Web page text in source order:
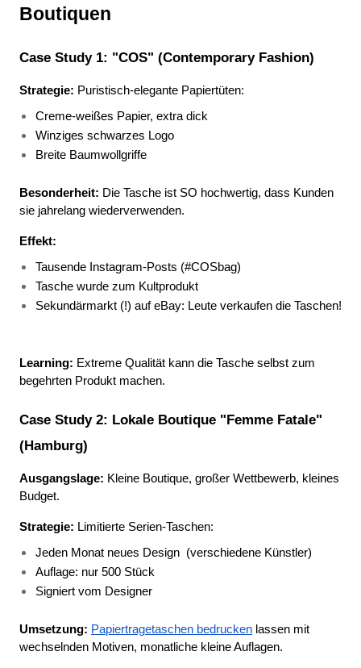
Boutiquen
Case Study 1: "COS" (Contemporary Fashion)
Strategie: Puristisch-elegante Papiertüten:
Creme-weißes Papier, extra dick
Winziges schwarzes Logo
Breite Baumwollgriffe
Besonderheit: Die Tasche ist SO hochwertig, dass Kunden
sie jahrelang wiederverwenden.
Effekt:
Tausende Instagram-Posts (#COSbag)
Tasche wurde zum Kultprodukt
Learning: Extreme Qualität kann die Tasche selbst zum
begehrten Produkt machen.
Case Study 2: Lokale Boutique "Femme Fatale"
(Hamburg)
Ausgangslage: Kleine Boutique, großer Wettbewerb, kleines
Budget.
Strategie: Limitierte Serien-Taschen:
Jeden Monat neues Design (verschiedene Künstler)
Auflage: nur 500 Stück
Signiert vom Designer
Umsetzung: Papiertragetaschen bedrucken lassen mit
wechselnden Motiven, monatliche kleine Auflagen.